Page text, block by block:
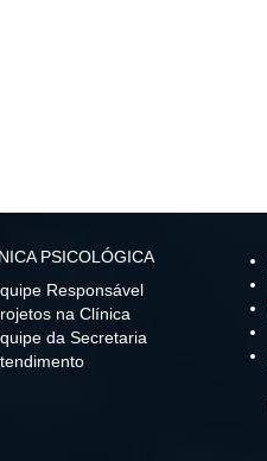
PSICOLÓGICA
Responsável
na Clínica
da Secretaria